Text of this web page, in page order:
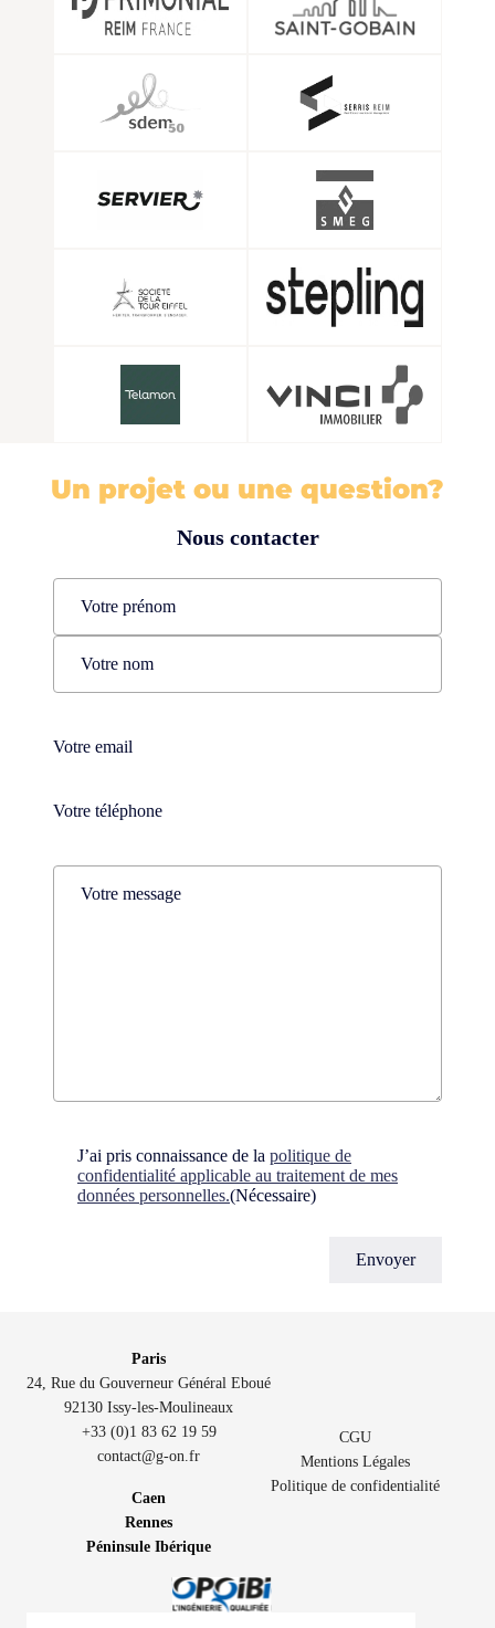
Un projet ou une question?
Nous contacter
Name
Prénom
Téléphone(Nécessaire)
Téléphone(Nécessaire)
Comments
Consent(Nécessaire)
J’ai pris connaissance de la politique de
confidentialité applicable au traitement de mes
données personnelles.(Nécessaire)
Paris
24, Rue du Gouverneur Général Eboué
92130 Issy-les-Moulineaux
+33 (0)1 83 62 19 59
contact@g-on.fr
Caen
Rennes
Péninsule Ibérique
CGU
Mentions Légales
Politique de confidentialité